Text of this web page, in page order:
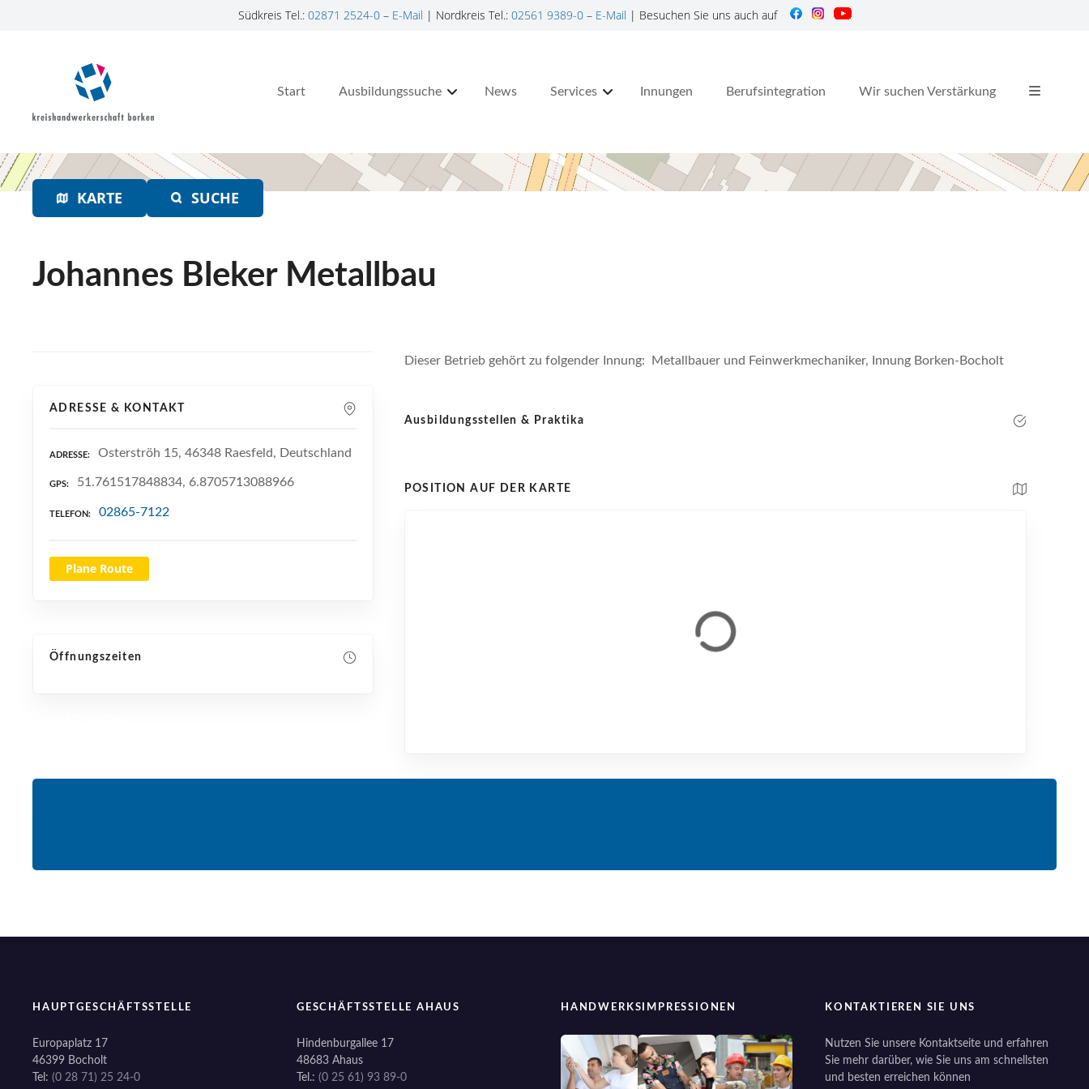
Südkreis Tel.: 02871 2524-0– E-Mail | Nordkreis Tel.: 02561 9389-0– E-Mail | Besuchen Sie uns auch auf
a
t
Start Ausbildungssuche News Services Innungen Berufsintegration Wir suchen Verstärkung
KARTE SUCHE
Johannes Bleker Metallbau
ADRESSE & KONTAKT
ADRESSE Osterströh 15, 46348 Raesfeld, Deutschland
GPS 51.761517848834, 6.8705713088966
TELEFON 02865-7122
Plane Route
Öffnungszeiten
Dieser Betrieb gehört zu folgender Innung: Metallbauer und Feinwerkmechaniker, Innung Borken-Bocholt
Ausbildungsstellen & Praktika
POSITION AUF DER KARTE
HAUPTGESCHÄFTSSTELLE
Europaplatz 17
46399 Bocholt
Tel: (0 28 71) 25 24-0
GESCHÄFTSSTELLE AHAUS
Hindenburgallee 17
48683 Ahaus
Tel.: (0 25 61) 93 89-0
HANDWERKSIMPRESSIONEN KONTAKTIEREN SIE UNS
Nutzen Sie unsere Kontaktseite und erfahren
Sie mehr darüber, wie Sie uns am schnellsten
und besten erreichen können